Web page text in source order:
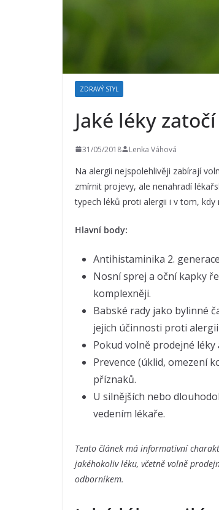
ZDRAVÝ STYL
Jaké léky
31/05/2018 Lenka Váhová
Na alergii nejspolehlivěji zabírají
zmírnit projevy, ale nenahradí
typech léků proti alergii i v tom,
Hlavní body:
Antihistaminika 2.
Nosní sprej a oční kapky
komplexněji.
Babské rady jako bylinné
jejich účinnosti proti
Pokud volně prodejné
Prevence (úklid, omezení
příznaků.
U silnějších nebo
vedením lékaře.
Tento článek má informativní
jakéhokoliv léku, včetně volně
odborníkem.